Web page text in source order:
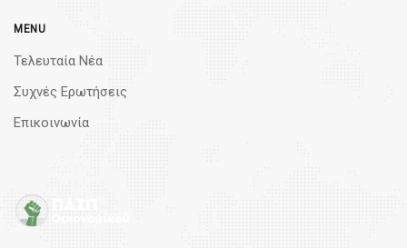
MENU
Τελευταία Νέα
Συχνές Ερωτήσεις
Επικοινωνία